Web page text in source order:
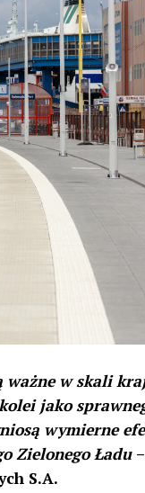
ważne w skali
jako
wymierne
Zielonego Ładu
S.A.